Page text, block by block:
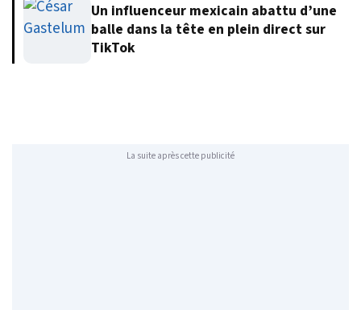
Un influenceur mexicain abattu d’une
balle dans la tête en plein direct sur
TikTok
La suite après cette publicité